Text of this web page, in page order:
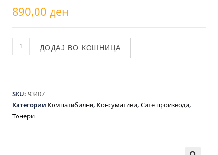
890,00 ден
ДОДАЈ ВО КОШНИЦА
SKU: 93407
Категории Компатибилни, Консумативи, Сите производи,
Тонери